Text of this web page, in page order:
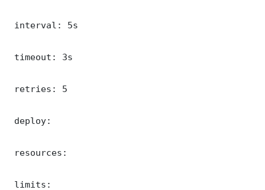
interval: 5s
timeout: 3s
retries: 5
deploy:
resources:
limits: